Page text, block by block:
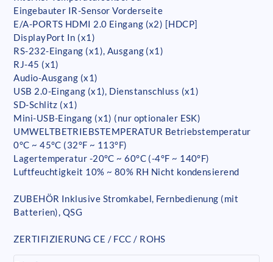
Eingebauter IR-Sensor Vorderseite
E/A-PORTS HDMI 2.0 Eingang (x2) [HDCP]
DisplayPort In (x1)
RS-232-Eingang (x1), Ausgang (x1)
RJ-45 (x1)
Audio-Ausgang (x1)
USB 2.0-Eingang (x1), Dienstanschluss (x1)
SD-Schlitz (x1)
Mini-USB-Eingang (x1) (nur optionaler ESK)
UMWELTBETRIEBSTEMPERATUR Betriebstemperatur
0°C ~ 45°C (32°F ~ 113°F)
Lagertemperatur -20°C ~ 60°C (-4°F ~ 140°F)
Luftfeuchtigkeit 10% ~ 80% RH Nicht kondensierend
ZUBEHÖR Inklusive Stromkabel, Fernbedienung (mit
Batterien), QSG
ZERTIFIZIERUNG CE / FCC / ROHS